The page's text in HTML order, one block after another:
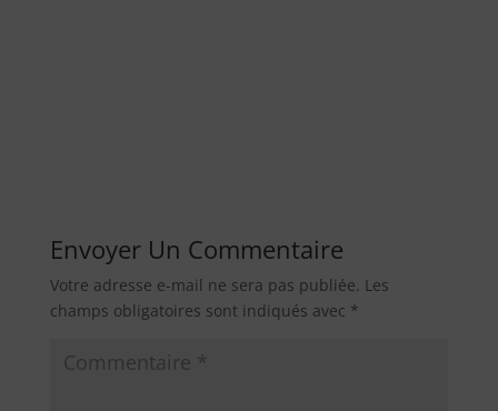
Envoyer Un Commentaire
Votre adresse e-mail ne sera pas publiée. Les
champs obligatoires sont indiqués avec *